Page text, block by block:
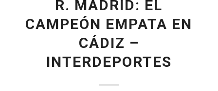
R. MADRID: EL
CAMPEÓN EMPATA EN
CÁDIZ –
INTERDEPORTES